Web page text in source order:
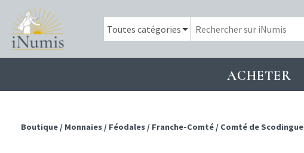
ACHETER
Boutique / Monnaies / Féodales / Franche-Comté / Comté de Scodingue